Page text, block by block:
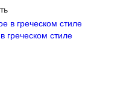
стиле